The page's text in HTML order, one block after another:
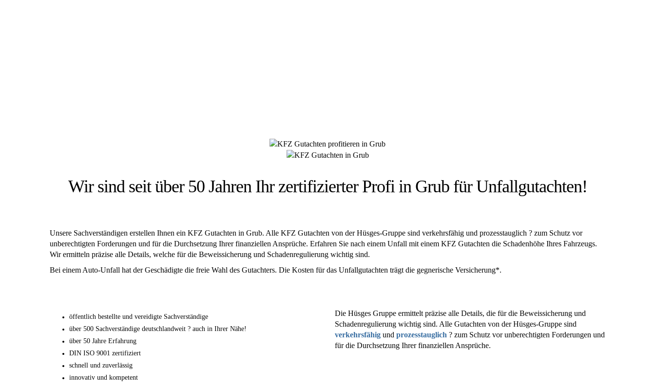
Wir sind seit über 50 Jahren Ihr zertifizierter Profi in Grub für Unfallgutachten!
Unsere Sachverständigen erstellen Ihnen ein KFZ Gutachten in Grub. Alle KFZ Gutachten von der Hüsges-Gruppe sind verkehrsfähig und prozesstauglich ? zum Schutz vor
unberechtigten Forderungen und für die Durchsetzung Ihrer finanziellen Ansprüche. Erfahren Sie nach einem Unfall mit einem KFZ Gutachten die Schadenhöhe Ihres Fahrzeugs.
Wir ermitteln präzise alle Details, welche für die Beweissicherung und Schadenregulierung wichtig sind.
Bei einem Auto-Unfall hat der Geschädigte die freie Wahl des Gutachters. Die Kosten für das Unfallgutachten trägt die gegnerische Versicherung*.
öffentlich bestellte und vereidigte Sachverständige
über 500 Sachverständige deutschlandweit ? auch in Ihrer Nähe!
über 50 Jahre Erfahrung
DIN ISO 9001 zertifiziert
schnell und zuverlässig
innovativ und kompetent
Die Hüsges Gruppe ermittelt präzise alle Details, die für die Beweissicherung und
Schadenregulierung wichtig sind. Alle Gutachten von der Hüsges-Gruppe sind
verkehrsfähig und prozesstauglich ? zum Schutz vor unberechtigten Forderungen und
für die Durchsetzung Ihrer finanziellen Ansprüche.